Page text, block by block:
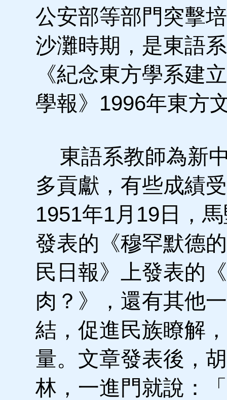
公安部等部門突擊
沙灘時期，是東語
《紀念東方學系建
學報》1996年東方
東語系教師為新
多貢獻，有些成績
1951年1月19日，
發表的《穆罕默德
民日報》上發表的
肉？》，還有其他
結，促進民族瞭解
量。文章發表後，
林，一進門就說：